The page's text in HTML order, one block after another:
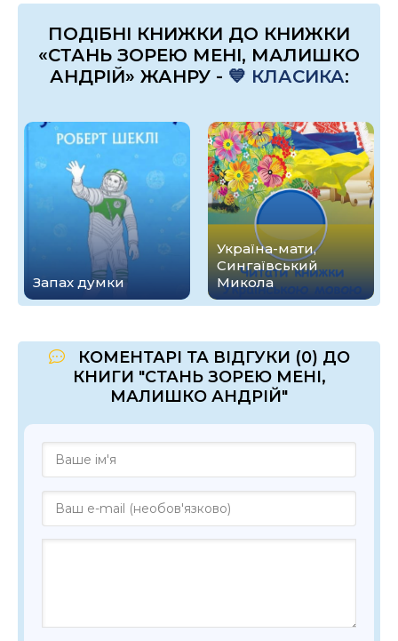
ПОДІБНІ КНИЖКИ ДО КНИЖКИ
«СТАНЬ ЗОРЕЮ МЕНІ, МАЛИШКО
АНДРІЙ» ЖАНРУ - 💙 КЛАСИКА:
Запах думки
Україна-мати,
Сингаївський
Микола
КОМЕНТАРІ ТА ВІДГУКИ (0) ДО
КНИГИ "СТАНЬ ЗОРЕЮ МЕНІ,
МАЛИШКО АНДРІЙ"